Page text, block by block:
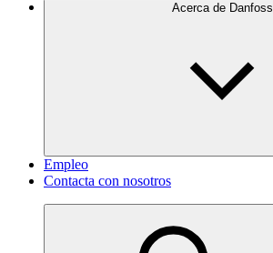
Acerca de Danfoss
Empleo
Contacta con nosotros